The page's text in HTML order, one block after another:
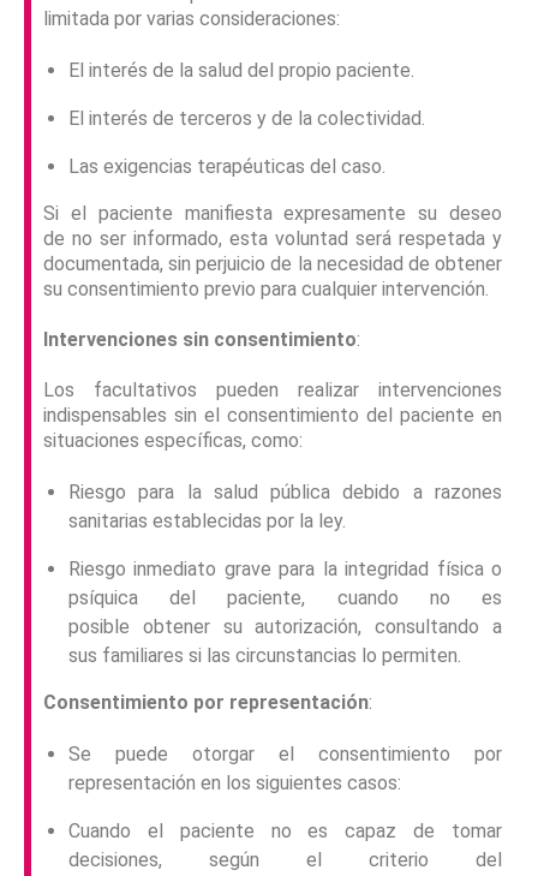
limitada por varias consideraciones:
El interés de la salud del propio paciente.
El interés de terceros y de la colectividad.
Las exigencias terapéuticas del caso.
Si el paciente manifiesta expresamente su deseo
de no ser informado, esta voluntad será respetada y
documentada, sin perjuicio de la necesidad de obtener
su consentimiento previo para cualquier intervención.
Intervenciones sin consentimiento:
Los facultativos pueden realizar intervenciones
indispensables sin el consentimiento del paciente en
situaciones específicas, como:
Riesgo para la salud pública debido a razones
sanitarias establecidas por la ley.
Riesgo inmediato grave para la integridad física o
psíquica del paciente, cuando no es
posible obtener su autorización, consultando a
sus familiares si las circunstancias lo permiten.
Consentimiento por representación:
Se puede otorgar el consentimiento por
representación en los siguientes casos:
Cuando el paciente no es capaz de tomar
decisiones, según el criterio del